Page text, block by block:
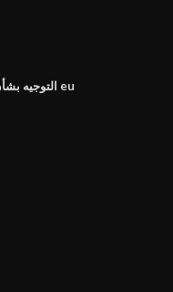
التوجيه بشأن سلامة عمليات النفط والغاز البحرية 2020 30 eu